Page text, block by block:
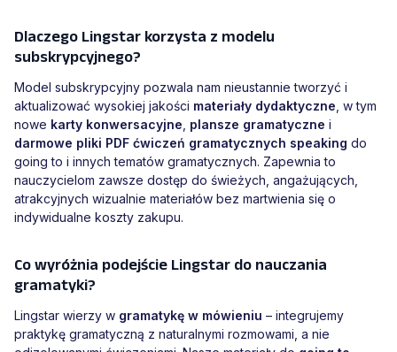
Dlaczego Lingstar korzysta z modelu
subskrypcyjnego?
Model subskrypcyjny pozwala nam nieustannie tworzyć i
aktualizować wysokiej jakości materiały dydaktyczne, w tym
nowe karty konwersacyjne, plansze gramatyczne i
darmowe pliki PDF ćwiczeń gramatycznych speaking do
going to i innych tematów gramatycznych. Zapewnia to
nauczycielom zawsze dostęp do świeżych, angażujących,
atrakcyjnych wizualnie materiałów bez martwienia się o
indywidualne koszty zakupu.
Co wyróżnia podejście Lingstar do nauczania
gramatyki?
Lingstar wierzy w gramatykę w mówieniu – integrujemy
praktykę gramatyczną z naturalnymi rozmowami, a nie